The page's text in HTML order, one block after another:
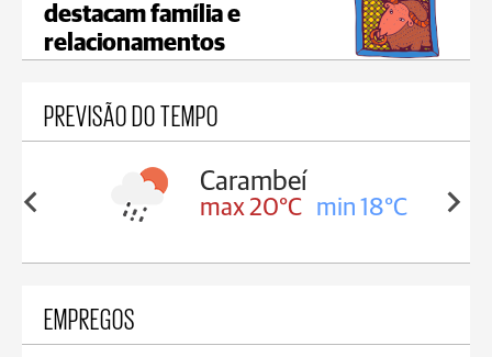
destacam família e
relacionamentos
PREVISÃO DO TEMPO
18°C
Carambeí
max 20°C min 18°C
EMPREGOS